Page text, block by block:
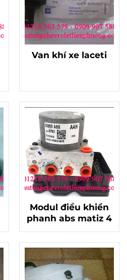
Van khí xe laceti
Modul điều khiển
phanh abs matiz 4